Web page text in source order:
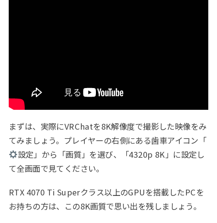
まずは、実際にVRChatを8K解像度で撮影した映像をみ
てみましょう。プレイヤーの右側にある歯車アイコン「
設定」から「画質」を選び、「4320p 8K」に設定し
て全画面で見てください。
RTX 4070 Ti Superクラス以上のGPUを搭載したPCを
お持ちの方は、この8K画質で思い出を残しましょう。